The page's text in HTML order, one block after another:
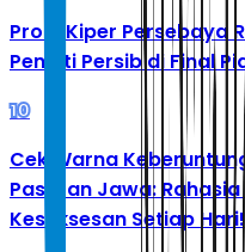
Profil Kiper Persebaya
Penalti Persib di Final
10
Cek Warna
Pasaran Jawa:
Kesuksesan Setiap Hari!